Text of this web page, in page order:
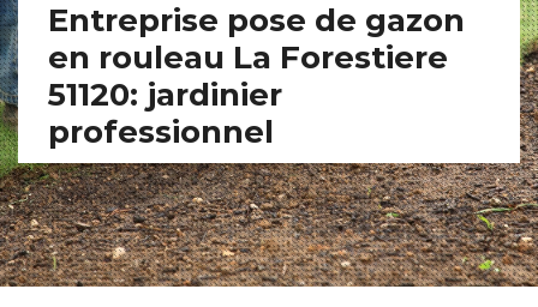
Entreprise pose de gazon
en rouleau La Forestiere
51120: jardinier
professionnel